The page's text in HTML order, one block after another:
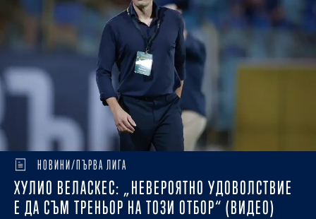
НОВИНИ/ПЪРВА ЛИГА
ХУЛИО ВЕЛАСКЕС: „НЕВЕРОЯТНО УДОВОЛСТВИЕ
Е ДА СЪМ ТРЕНЬОР НА ТОЗИ ОТБОР“ (ВИДЕО)